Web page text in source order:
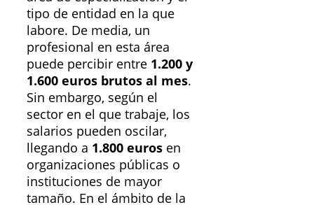
tipo de entidad en la que
labore. De media, un
profesional en esta área
puede percibir entre 1.200 y
1.600 euros brutos al mes.
Sin embargo, según el
sector en el que trabaje, los
salarios pueden oscilar,
llegando a 1.800 euros en
organizaciones públicas o
instituciones de mayor
tamaño. En el ámbito de la